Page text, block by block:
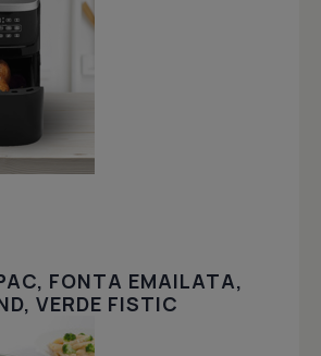
FONTA EMAILATA,
VERDE FISTIC